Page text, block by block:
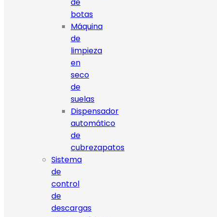
de
botas
Máquina
de
limpieza
en
seco
de
suelas
Dispensador
automático
de
cubrezapatos
Sistema
de
control
de
descargas